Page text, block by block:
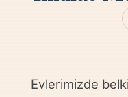
Evlerimizde